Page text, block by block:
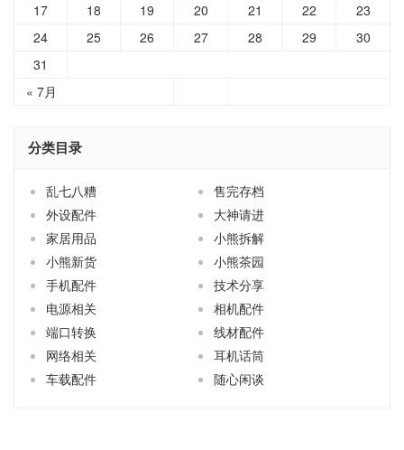
« 7月
17
18 19 20 21 22
23
24
25 26 27 28 29
30
31
分类目录
乱七八糟
售完存档
外设配件
大神请进
家居用品
小熊拆解
小熊新货
小熊茶园
手机配件
技术分享
电源相关
相机配件
端口转换
线材配件
网络相关
耳机话筒
车载配件
随心闲谈